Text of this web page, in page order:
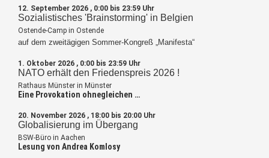
12. September 2026 , 0:00 bis 23:59 Uhr
Sozialistisches 'Brainstorming' in Belgien
Ostende-Camp in Ostende
auf dem zweitägigen Sommer-Kongreß „Manifesta“
1. Oktober 2026 , 0:00 bis 23:59 Uhr
NATO erhält den Friedenspreis 2026 !
Rathaus Münster in Münster
Eine Provokation ohnegleichen …
20. November 2026 , 18:00 bis 20:00 Uhr
Globalisierung im Übergang
BSW-Büro in Aachen
Lesung von Andrea Komlosy